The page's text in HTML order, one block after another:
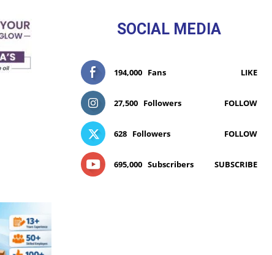
SOCIAL MEDIA
194,000 Fans LIKE
27,500 Followers FOLLOW
628 Followers FOLLOW
695,000 Subscribers SUBSCRIBE